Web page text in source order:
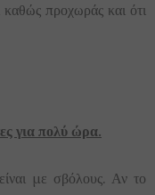
προχωράς και ότι
για πολύ ώρα.
με σβόλους. Αν το